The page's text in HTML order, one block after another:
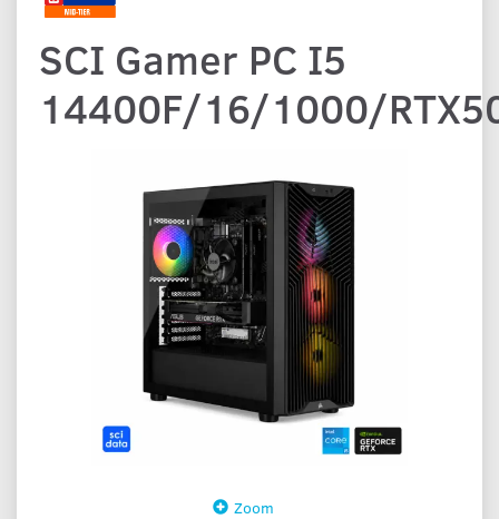
SCI Gamer PC I5
14400F/16/1000/
Zoom